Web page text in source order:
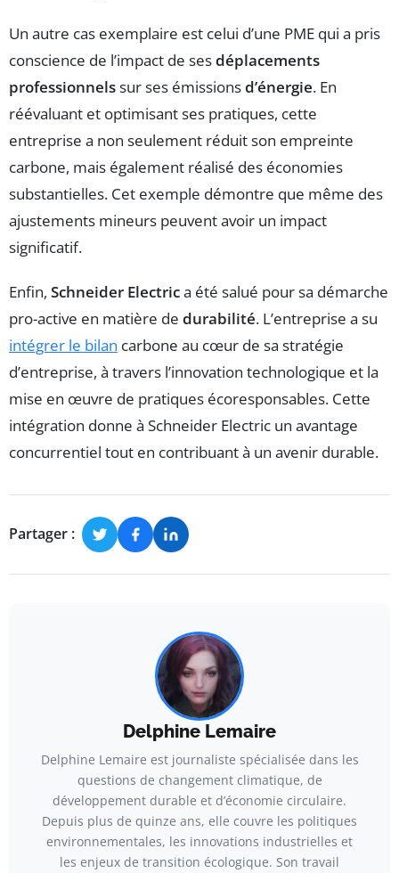
Un autre cas exemplaire est celui d’une PME qui a pris
conscience de l’impact de sesdéplacements
professionnelssur ses émissionsd’énergie. En
réévaluant et optimisant ses pratiques, cette
entreprise a non seulement réduit son empreinte
carbone, mais également réalisé des économies
substantielles. Cet exemple démontre que même des
ajustements mineurs peuvent avoir un impact
significatif.
Enfin, Schneider Electrica été salué pour sa démarche
pro-active en matière de durabilité. L’entreprise a su
intégrer le bilan carbone au cœur de sa stratégie
d’entreprise, à travers l’innovation technologique et la
mise en œuvre de pratiques écoresponsables. Cette
intégration donne à Schneider Electric un avantage
concurrentiel tout en contribuant à un avenir durable.
Partager :
Delphine Lemaire
Delphine Lemaire est journaliste spécialisée dans les
questions de changement climatique, de
développement durable et d’économie circulaire.
Depuis plus de quinze ans, elle couvre les politiques
environnementales, les innovations industrielles et
les enjeux de transition écologique. Son travail